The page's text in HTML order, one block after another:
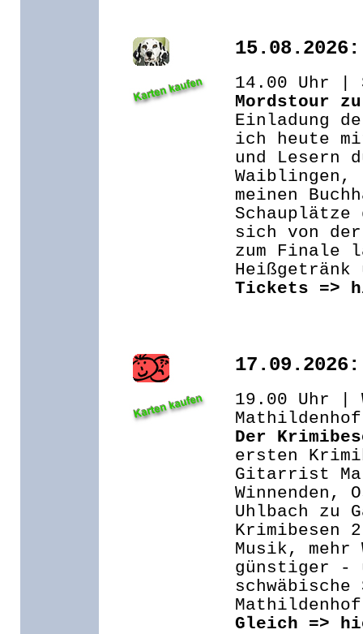
14.00 Uhr |
Mordstour
Einladung
ich heute
und Lesern
Waiblingen,
meinen
Schauplätze
sich von
zum Finale
Heißgetränk
Tickets =>
17.09.2026:
19.00 Uhr |
Der
ersten
Gitarrist
Winnenden,
Uhlbach zu
Krimibesen
Musik,
günstiger -
Gleich =>